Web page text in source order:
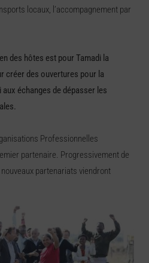
locaux, l’accompagnement par
des hôtes est pour Tamadi la
créer des ouvertures pour la
échanges de dépasser les
Professionnelles
partenaire. Progressivement de
partenariats viendront